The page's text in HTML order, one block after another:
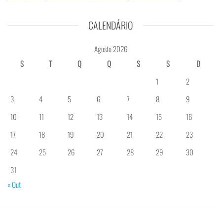
CALENDÁRIO
Agosto 2026
S
T Q Q S S
D
1
2
3
4 5 6 7 8
9
10
11 12 13 14 15
16
17
18 19 20 21 22
23
24
25 26 27 28 29
30
31
« Out